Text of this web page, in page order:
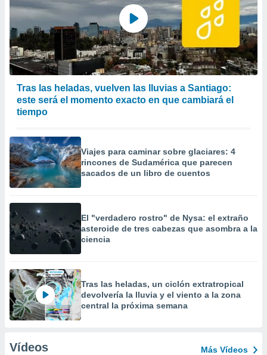
Tras las heladas, vuelven las lluvias a Santiago:
este será el momento exacto en que cambiará el
tiempo
Viajes para caminar sobre glaciares: 4
rincones de Sudamérica que parecen
sacados de un libro de cuentos
El "verdadero rostro" de Nysa: el extraño
asteroide de tres cabezas que asombra a la
ciencia
Tras las heladas, un ciclón extratropical
devolvería la lluvia y el viento a la zona
central la próxima semana
Vídeos Más Vídeos